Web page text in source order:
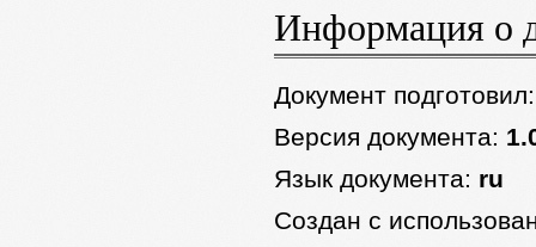
Информация о
Документ
Версия документа:
Язык документа: ru
Создан с